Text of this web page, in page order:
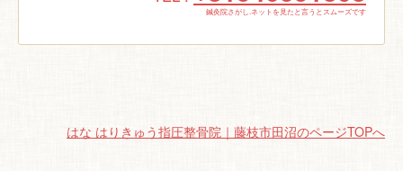
鍼灸院さがし.ネットを見たと言うとスムーズです
はな はりきゅう指圧整骨院｜藤枝市田沼のページTOPへ